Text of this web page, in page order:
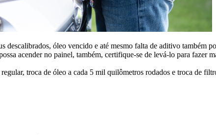
óleo vencido e até mesmo falta de aditivo também
acender no painel, também, certifique-se de levá-lo para fazer
troca de óleo a cada 5 mil quilômetros rodados e troca de